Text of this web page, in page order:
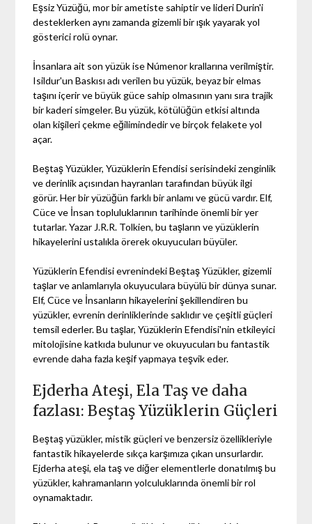
Eşsiz Yüzüğü, mor bir ametiste sahiptir ve lideri Durin'i
desteklerken aynı zamanda gizemli bir ışık yayarak yol
gösterici rolü oynar.
İnsanlara ait son yüzük ise Númenor krallarına verilmiştir.
Isildur'un Baskısı adı verilen bu yüzük, beyaz bir elmas
taşını içerir ve büyük güce sahip olmasının yanı sıra trajik
bir kaderi simgeler. Bu yüzük, kötülüğün etkisi altında
olan kişileri çekme eğilimindedir ve birçok felakete yol
açar.
Beştaş Yüzükler, Yüzüklerin Efendisi serisindeki zenginlik
ve derinlik açısından hayranları tarafından büyük ilgi
görür. Her bir yüzüğün farklı bir anlamı ve gücü vardır. Elf,
Cüce ve İnsan topluluklarının tarihinde önemli bir yer
tutarlar. Yazar J.R.R. Tolkien, bu taşların ve yüzüklerin
hikayelerini ustalıkla örerek okuyucuları büyüler.
Yüzüklerin Efendisi evrenindeki Beştaş Yüzükler, gizemli
taşlar ve anlamlarıyla okuyuculara büyülü bir dünya sunar.
Elf, Cüce ve İnsanların hikayelerini şekillendiren bu
yüzükler, evrenin derinliklerinde saklıdır ve çeşitli güçleri
temsil ederler. Bu taşlar, Yüzüklerin Efendisi'nin etkileyici
mitolojisine katkıda bulunur ve okuyucuları bu fantastik
evrende daha fazla keşif yapmaya teşvik eder.
Ejderha Ateşi, Ela Taş ve daha
fazlası: Beştaş Yüzüklerin Güçleri
Beştaş yüzükler, mistik güçleri ve benzersiz özellikleriyle
fantastik hikayelerde sıkça karşımıza çıkan unsurlardır.
Ejderha ateşi, ela taş ve diğer elementlerle donatılmış bu
yüzükler, kahramanların yolculuklarında önemli bir rol
oynamaktadır.